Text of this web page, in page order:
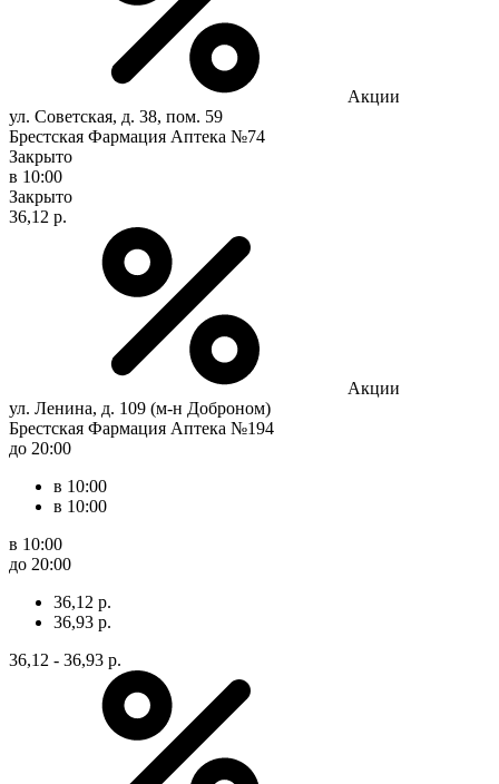
Акции
ул. Советская, д. 38, пом. 59
Брестская Фармация Аптека №74
Закрыто
в 10:00
Закрыто
36,12 р.
Акции
ул. Ленина, д. 109 (м-н Доброном)
Брестская Фармация Аптека №194
до 20:00
в 10:00
в 10:00
в 10:00
до 20:00
36,12 р.
36,93 р.
36,12 - 36,93 р.